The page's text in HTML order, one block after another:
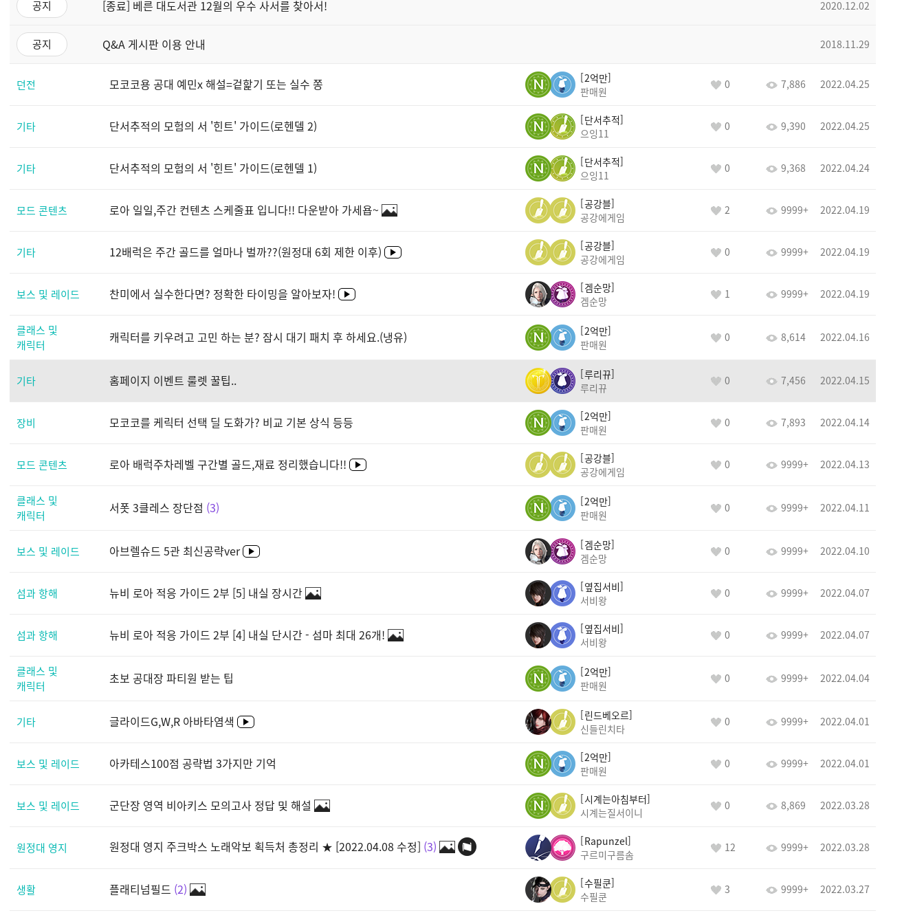
공지 [종료] 베른 대도서관 12월의 우수 사서를 찾아서! 2020.12.02
공지 Q&A 게시판 이용 안내 2018.11.29
던전 모코코용 공대 예민x 해설=겉핥기 또는 실수 쫑
2억만
판매원
0 7,886 2022.04.25
기타 단서추적의 모험의 서 '힌트' 가이드(로헨델 2)
단서추적
으잉11
0 9,390 2022.04.25
기타 단서추적의 모험의 서 '힌트' 가이드(로헨델 1)
단서추적
으잉11
0 9,368 2022.04.24
모드 콘텐츠 로아 일일,주간 컨텐츠 스케줄표 입니다!! 다운받아 가세욥~
공강블
공강에게임
2 9999+ 2022.04.19
기타 12배럭은 주간 골드를 얼마나 벌까??(원정대 6회 제한 이후)
공강블
공강에게임
0 9999+ 2022.04.19
보스 및 레이드 찬미에서 실수한다면? 정확한 타이밍을 알아보자!
겜순망
겜순망
1 9999+ 2022.04.19
클래스 및
캐릭터
캐릭터를 키우려고 고민 하는 분? 잠시 대기 패치 후 하세요.(냉유)
2억만
판매원
0 8,614 2022.04.16
기타 홈페이지 이벤트 룰렛 꿀팁..
루리뀨
루리뀨
0 7,456 2022.04.15
장비 모코코를 케릭터 선택 딜 도화가? 비교 기본 상식 등등
2억만
판매원
0 7,893 2022.04.14
모드 콘텐츠 로아 배럭주차레벨 구간별 골드,재료 정리했습니다!!
공강블
공강에게임
0 9999+ 2022.04.13
클래스 및
캐릭터
서폿 3클레스 장단점 3
2억만
판매원
0 9999+ 2022.04.11
보스 및 레이드 아브렐슈드 5관 최신공략ver
겜순망
겜순망
0 9999+ 2022.04.10
섬과 항해 뉴비 로아 적응 가이드 2부 [5] 내실 장시간
옆집서비
서비왕
0 9999+ 2022.04.07
섬과 항해 뉴비 로아 적응 가이드 2부 [4] 내실 단시간 - 섬마 최대 26개!
옆집서비
서비왕
0 9999+ 2022.04.07
클래스 및
캐릭터
초보 공대장 파티원 받는 팁
2억만
판매원
0 9999+ 2022.04.04
기타 글라이드G,W,R 아바타염색
린드베오르
신들린치타
0 9999+ 2022.04.01
보스 및 레이드 아카테스100점 공략법 3가지만 기억
2억만
판매원
0 9999+ 2022.04.01
보스 및 레이드 군단장 영역 비아키스 모의고사 정답 및 해설
시계는아침부터
시계는질서이니
0 8,869 2022.03.28
원정대 영지 원정대 영지 주크박스 노래악보 획득처 총정리 ★ [2022.04.08 수정] 3
Rapunzel
구르미구름솜
12 9999+ 2022.03.28
생활 플래티넘필드 2
수필쿤
수필쿤
3 9999+ 2022.03.27